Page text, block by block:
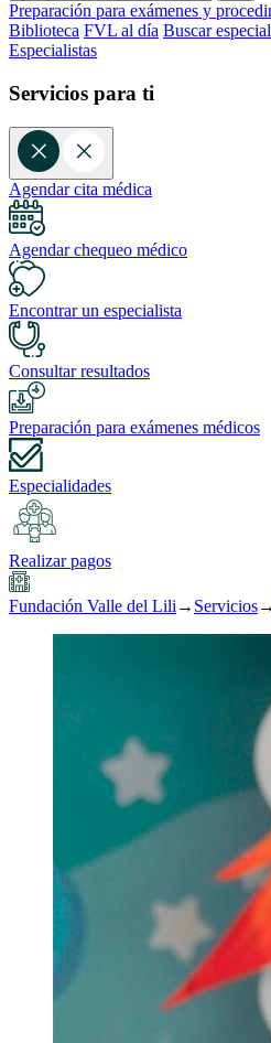
Preparación para exámenes y
Biblioteca FVL al día Buscar
Especialistas
Servicios para ti
Agendar cita médica
Agendar chequeo médico
Encontrar un especialista
Consultar resultados
Preparación para exámenes médicos
Especialidades
Realizar pagos
Fundación Valle del Lili → Servicios→